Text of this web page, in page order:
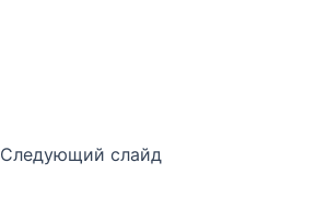
Следующий слайд